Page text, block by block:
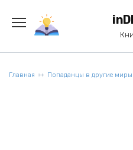
содержанию
Главная Попаданцы в другие миры